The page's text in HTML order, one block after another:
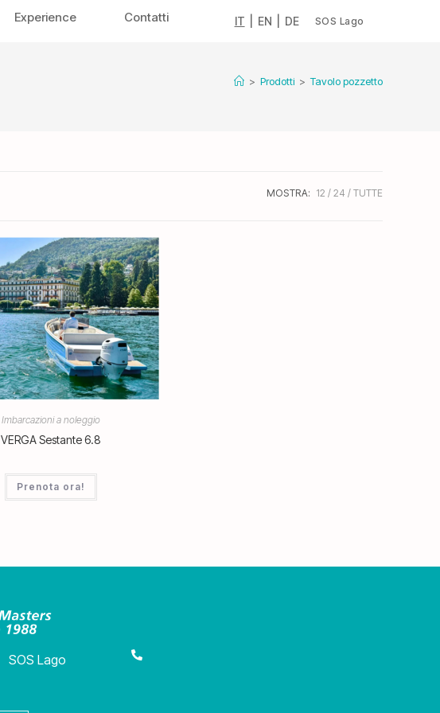
Experience Contatti IT EN DE SOS Lago
> Prodotti > Tavolo pozzetto
MOSTRA: 12 24 TUTTE
Imbarcazioni a noleggio
VERGA Sestante 6.8
Prenota ora!
SOS Lago